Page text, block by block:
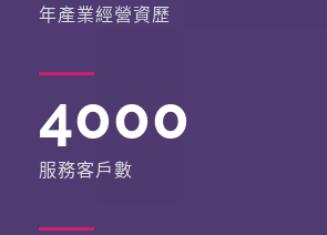
年產業經營資歷
4000
服務客戶數